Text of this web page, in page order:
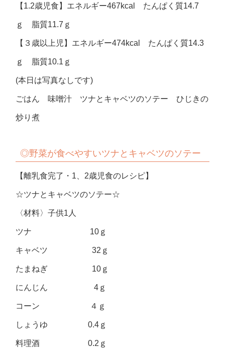
【1.2歳児食】エネルギー467kcal たんぱく質14.7
ｇ 脂質11.7ｇ
【３歳以上児】エネルギー474kcal たんぱく質14.3
ｇ 脂質10.1ｇ
(本日は写真なしです)
ごはん 味噌汁 ツナとキャベツのソテー ひじきの
炒り煮
◎野菜が食べやすいツナとキャベツのソテー
【離乳食完了・1、2歳児食のレシピ】
☆ツナとキャベツのソテー☆
〈材料〉子供1人
ツナ 10ｇ
キャベツ 32ｇ
たまねぎ 10ｇ
にんじん 4ｇ
コーン ４ｇ
しょうゆ 0.4ｇ
料理酒 0.2ｇ